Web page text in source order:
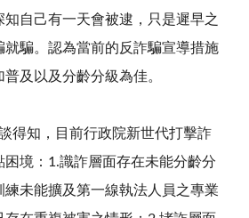
自己有一天會被逮，只是遲早之
就騙。認為當前的反詐騙宣導措施
及以及分齡分級為佳。
得知，目前行政院新世代打擊詐
境：1.識詐層面存在未能分齡分
練未能擴及第一線執法人員之專業